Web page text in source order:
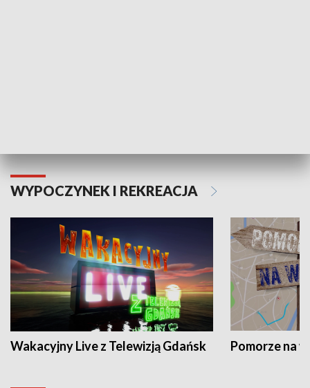
WYPOCZYNEK I REKREACJA
Wakacyjny Live z Telewizją Gdańsk Pomorze na